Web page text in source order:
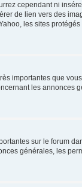
cependant ni
de lien vers des
les sites
importantes que
les annonces
sur le forum
générales, les